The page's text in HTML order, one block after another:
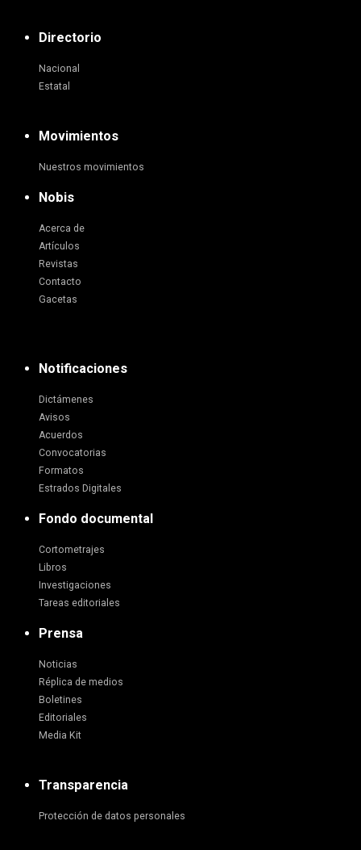
Directorio
Nacional
Estatal
Movimientos
Nuestros movimientos
Nobis
Acerca de
Artículos
Revistas
Contacto
Gacetas
Notificaciones
Dictámenes
Avisos
Acuerdos
Convocatorias
Formatos
Estrados Digitales
Fondo documental
Cortometrajes
Libros
Investigaciones
Tareas editoriales
Prensa
Noticias
Réplica de medios
Boletines
Editoriales
Media Kit
Transparencia
Protección de datos personales